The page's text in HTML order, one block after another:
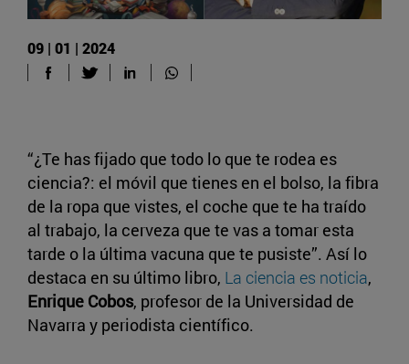
09 | 01 | 2024
“¿Te has fijado que todo lo que te rodea es
ciencia?: el móvil que tienes en el bolso, la fibra
de la ropa que vistes, el coche que te ha traído
al trabajo, la cerveza que te vas a tomar esta
tarde o la última vacuna que te pusiste”. Así lo
destaca en su último libro, La ciencia es noticia,
Enrique Cobos, profesor de la Universidad de
Navarra y periodista científico.